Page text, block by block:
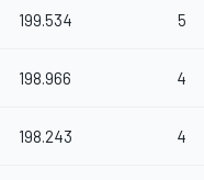
199.534 5
198.966 4
198.243 4